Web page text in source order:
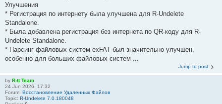
Улучшения
* Регистрация по интернету была улучшена для R-Undelete
Standalone.
* Была добавлена регистрация без интернета по QR-коду для R-
Undelete Standalone.
* Парсинг файловых систем exFAT был значительно улучшен,
особенно для больших файловых систем ...
Jump to post
by R-tt Team
24 Jun 2026, 17:32
Forum: Восстановление Удаленных Файлов
Topic: R-Undelete 7.0.180048